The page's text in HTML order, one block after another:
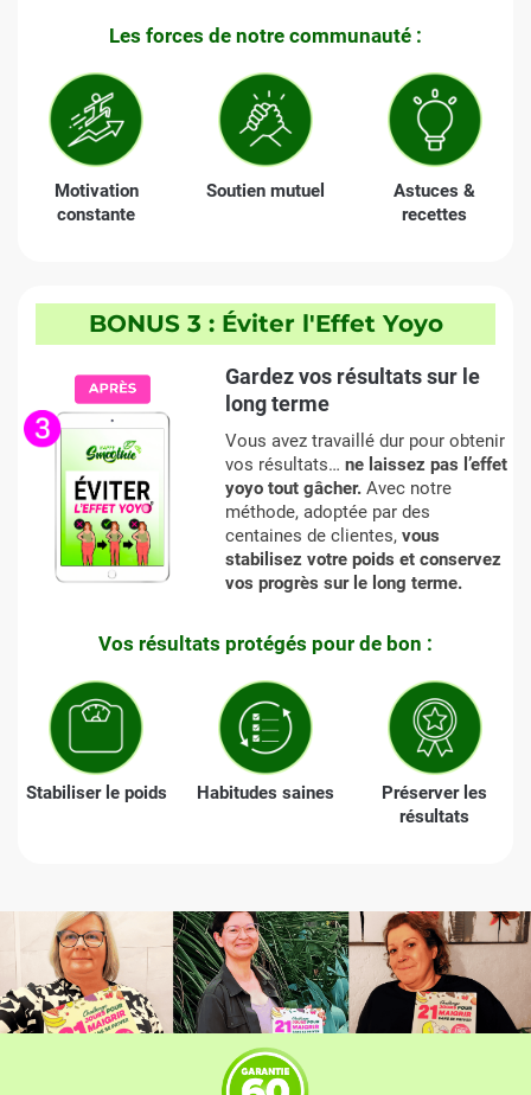
Les forces de notre communauté :
Motivation
constante
Soutien mutuel
Astuces &
recettes
BONUS 3 : Éviter l'Effet Yoyo
Gardez vos résultats sur le
long terme
Vous avez travaillé dur pour obtenir
vos résultats… ne laissez pas l’effet
yoyo tout gâcher. Avec notre
méthode, adoptée par des
centaines de clientes, vous
stabilisez votre poids et conservez
vos progrès sur le long terme.
Vos résultats protégés pour de bon :
Stabiliser le poids Habitudes saines
Préserver les
résultats